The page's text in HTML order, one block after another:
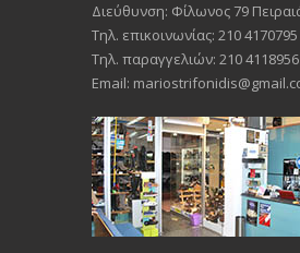
Διεύθυνση: Φίλωνος 79
Τηλ. επικοινωνίας: 210 4170795
Τηλ. παραγγελιών: 210 4118956
Email: